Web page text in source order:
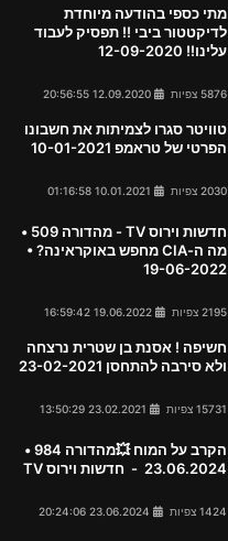
מתי כספי בהודעה מיוחדת
לדיקטטור ביבי !! תפסיק לעבוד
עלינו!! 12-09-2020
5876 צפיות
טוויטר סגרו לצמיתות את חשבונו
הפרטי של טראמפ 10-01-2021
2030 צפיות
חדשות וירוס TV - מהדורה 509 •
מה ה-CIA מחפש באוקראינה? •
19-06-2022
2195 צפיות
חשיפה ! אסנת בן שטרית נרצחה
ולא סירבה להתחסן 23-02-2021
15731 צפיות
הקרב על המוח 💥מהדורה 984 •
23.06.2024 - חדשות וירוס TV
1424 צפיות